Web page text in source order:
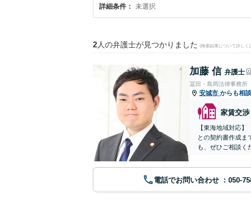
詳細条件 未選択
2 人の弁護士が見つかりました (検索結果について詳しく
加藤 信 弁護士
冨田・島岡法律事務所
安城市 からも相
家賃交渉
【東海地域対応
との契約書作成ま
も、ぜひご相談く
電話でお問い合わせ